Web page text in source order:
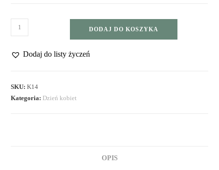
DODAJ DO KOSZYKA
Dodaj do listy życzeń
SKU:K14
Kategoria: Dzień kobiet
OPIS